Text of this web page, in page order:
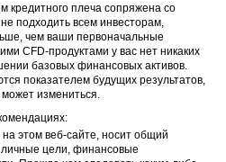
кредитного плеча сопряжена со
подходить всем инвесторам,
чем ваши первоначальные
CFD-продуктами у вас нет никаких
базовых финансовых активов.
показателем будущих результатов,
может измениться.
этом веб-сайте, носит общий
цели, финансовые